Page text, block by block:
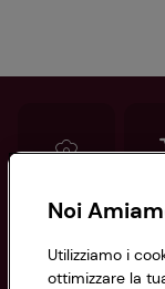
Conad
Informazioni
Noi
Utilizziamo i
ottimizzare la